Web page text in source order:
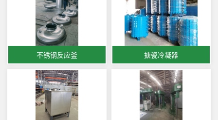
不锈钢反应釜 搪瓷冷凝器